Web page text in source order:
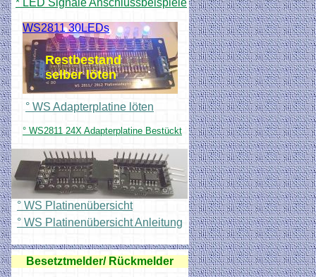
WS2811 30LEDs
° WS Adapterplatine löten
° WS2811 24X Adapterplatine Bestückt
° WS Platinenübersicht
° WS Platinenübersicht Anleitung
* LED Signale Anschlussbeispiele
Restbestand
selber löten
Besetztmelder/ Rückmelder